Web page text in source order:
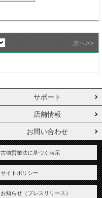
次へ>>
サポート
店舗情報
お問い合わせ
古物営業法に基づく表示
サイトポリシー
お知らせ（プレスリリース）